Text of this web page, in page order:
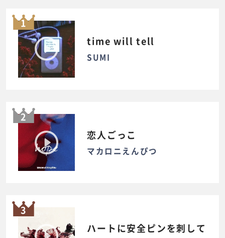
1
time will tell
SUMI
2
恋人ごっこ
マカロニえんぴつ
3
ハートに安全ピンを刺して